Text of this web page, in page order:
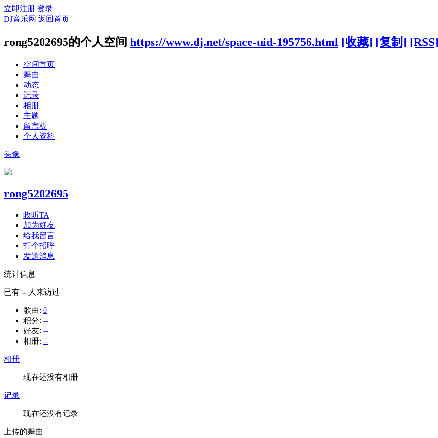
立即注册 登录
DJ音乐网 返回首页
rong5202695的个人空间 https://www.dj.net/space-uid-195756.html [收藏] [复制] [RSS]
空间首页
舞曲
动态
记录
相册
主题
留言板
个人资料
头像
rong5202695
收听TA
加为好友
给我留言
打个招呼
发送消息
统计信息
已有 -- 人来访过
歌曲: 0
积分: --
好友: --
相册: --
相册
现在还没有相册
记录
现在还没有记录
上传的舞曲